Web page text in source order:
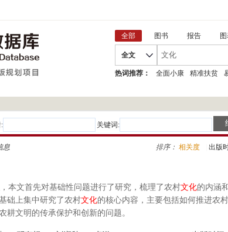
全部 图书 报告
全文
热词推荐： 全面小康 精准扶贫
关键词:
排序： 相关度 出版
息
本文首先对基础性问题进行了研究，梳理了农村文化的内涵
础上集中研究了农村文化的核心内容，主要包括如何推进农村
耕文明的传承保护和创新的问题。